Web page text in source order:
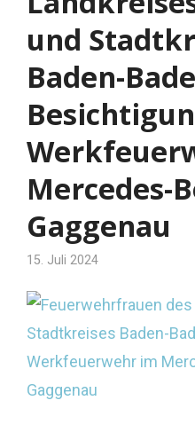
und
Baden-
Mercedes-
Gaggenau
15. Juli 2024